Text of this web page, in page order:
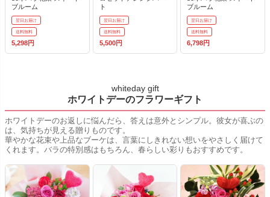
ブルーム
翌日お届け
送料無料
5,298円
ト
翌日お届け
送料無料
5,500円
ブルーム
翌日お届け
送料無料
6,798円
whiteday gift
ホワイトデーのフラワーギフト
ホワイトデーのお返しに悩んだら、答えは意外とシンプル。彼女が喜ぶの
は、気持ちが見える贈りものです。
華やかな花束や上品なブーケは、言葉にしきれない想いをやさしく届けて
くれます。バラの特別感はもちろん、春らしい彩りもおすすめです。